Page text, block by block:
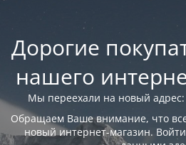
Дорогие
нашего
Мы переехали на новый адрес:
Обращаем Ваше внимание, что
новый интернет-магазин.